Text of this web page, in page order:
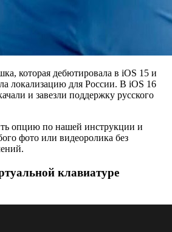
которая дебютировала в iOS 15 и
локализацию для России. В iOS 16
и завезли поддержку русского
опцию по нашей инструкции и
фото или видеоролика без
клавиатуре